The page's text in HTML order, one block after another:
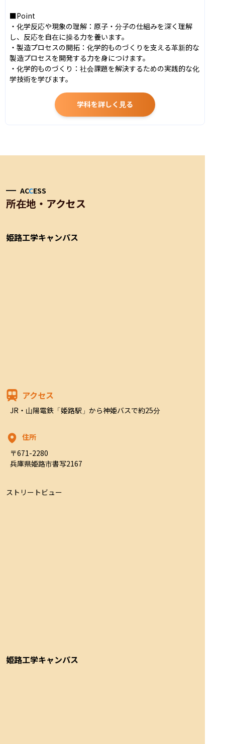
■Point
・化学反応や現象の理解：原子・分子の仕組みを深く理解
し、反応を自在に操る力を養います。
・製造プロセスの開拓：化学的ものづくりを支える革新的な
製造プロセスを開発する力を身につけます。
・化学的ものづくり：社会課題を解決するための実践的な化
学技術を学びます。
学科を詳しく見る
ACCESS
所在地・アクセス
姫路工学キャンパス
アクセス
JR・山陽電鉄「姫路駅」から神姫バスで約25分
住所
〒671-2280
兵庫県姫路市書写2167
ストリートビュー
姫路工学キャンパス